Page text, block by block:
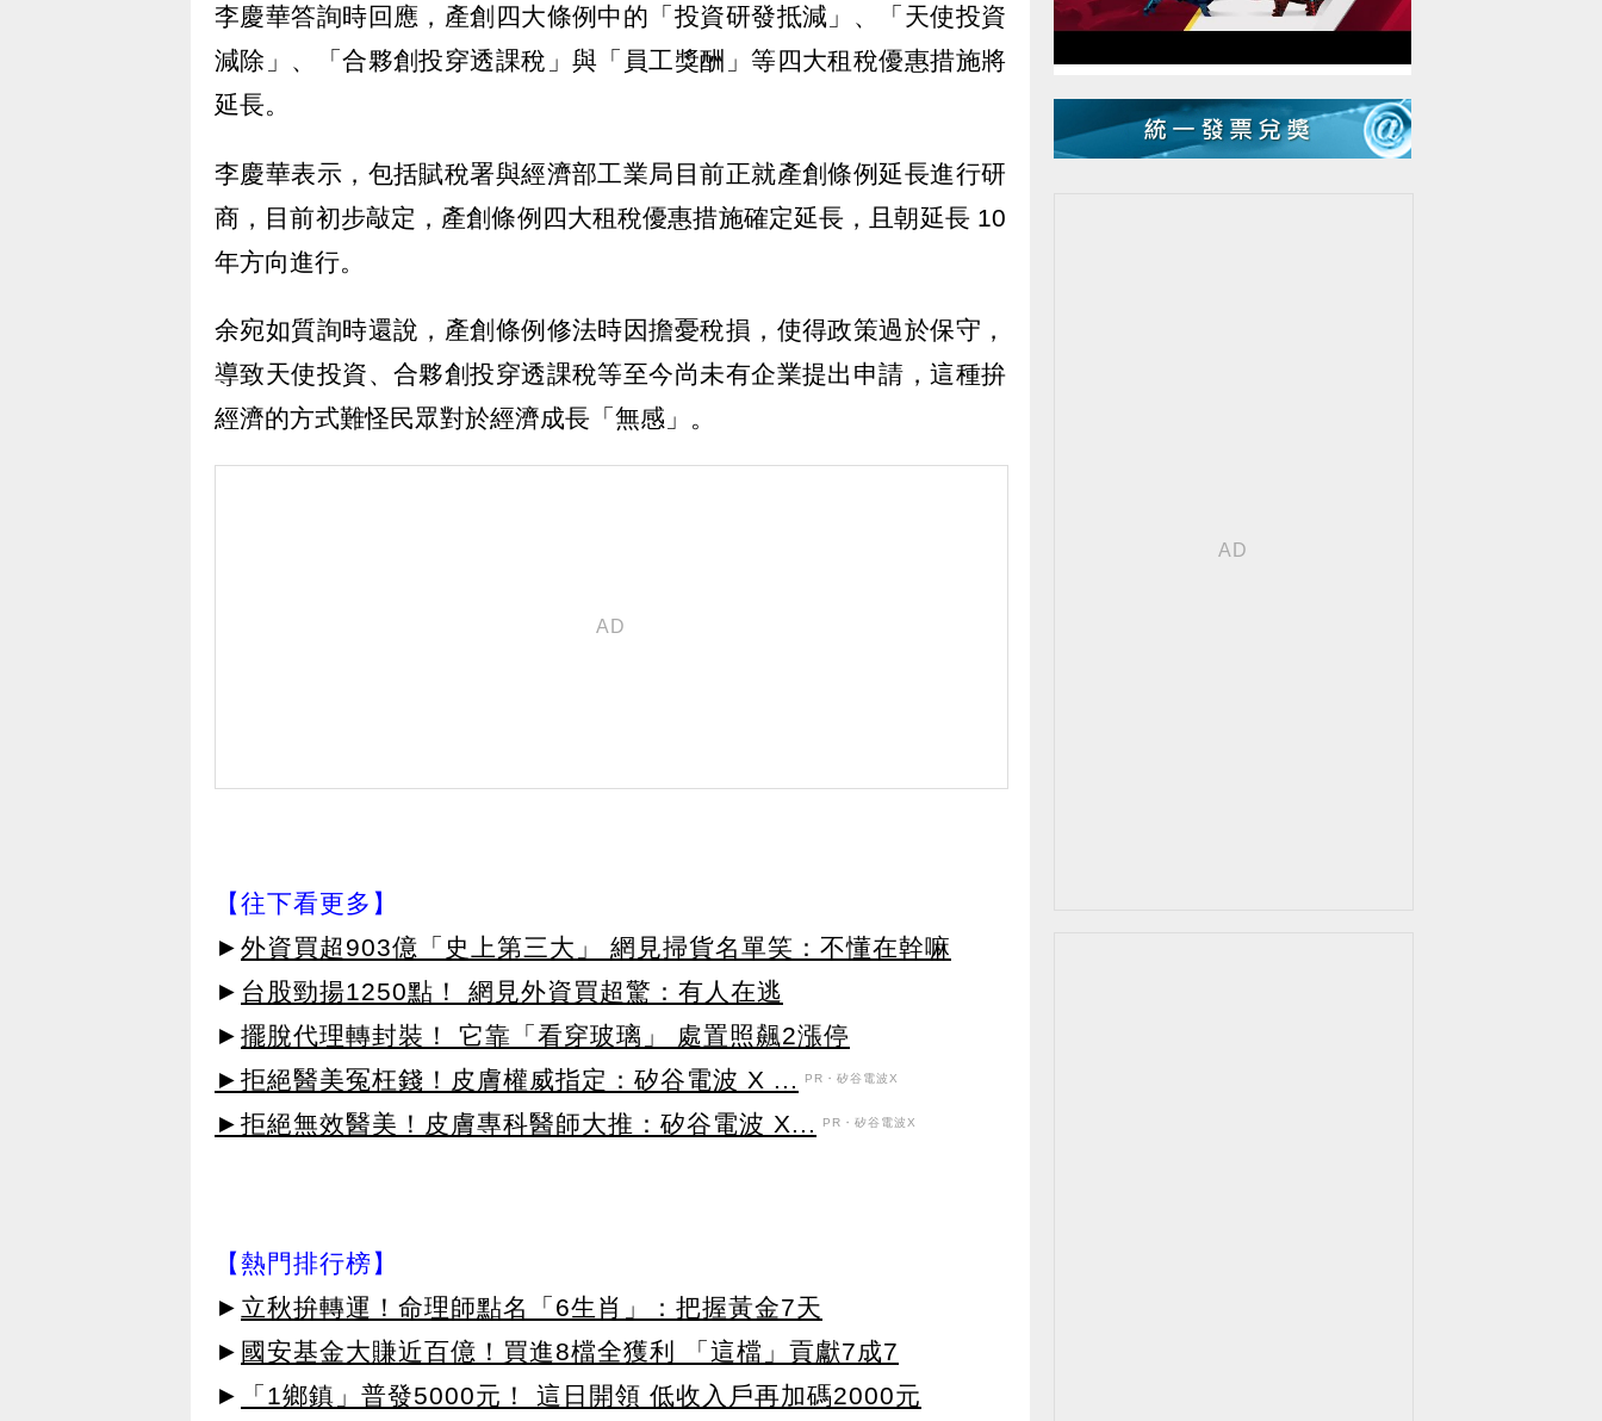
李慶華答詢時回應，產創四大條例中的「投資研發抵減」、「天使投資
減除」、「合夥創投穿透課稅」與「員工獎酬」等四大租稅優惠措施將
延長。
李慶華表示，包括賦稅署與經濟部工業局目前正就產創條例延長進行研
商，目前初步敲定，產創條例四大租稅優惠措施確定延長，且朝延長 10
年方向進行。
余宛如質詢時還說，產創條例修法時因擔憂稅損，使得政策過於保守，
導致天使投資、合夥創投穿透課稅等至今尚未有企業提出申請，這種拚
經濟的方式難怪民眾對於經濟成長「無感」。
【往下看更多】
► 外資買超903億「史上第三大」 網見掃貨名單笑：不懂在幹嘛
► 台股勁揚1250點！ 網見外資買超驚：有人在逃
► 擺脫代理轉封裝！ 它靠「看穿玻璃」 處置照飆2漲停
►拒絕醫美冤枉錢！皮膚權威指定：矽谷電波 X ...
PR・矽谷電波X
►拒絕無效醫美！皮膚專科醫師大推：矽谷電波 X... PR・矽谷電波X
【熱門排行榜】
► 立秋拚轉運！命理師點名「6生肖」：把握黃金7天
► 國安基金大賺近百億！買進8檔全獲利 「這檔」貢獻7成7
►
「1鄉鎮」普發5000元！ 這日開領 低收入戶再加碼2000元